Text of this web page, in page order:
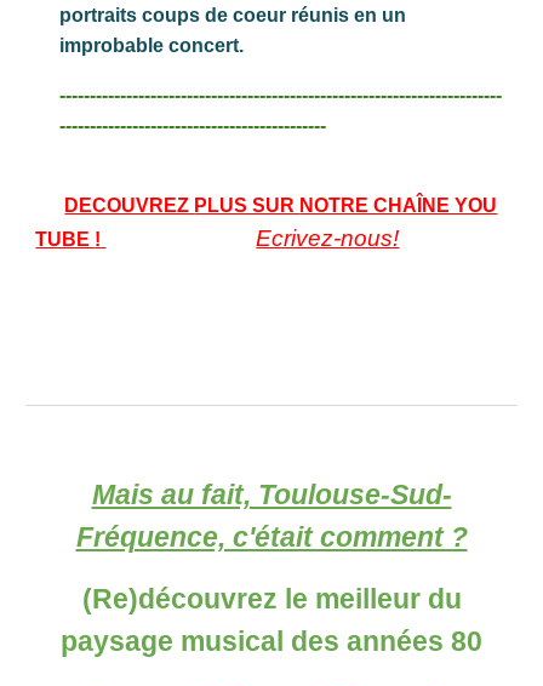
portraits coups de coeur réunis en un
improbable concert.
-------------------------------------------------------------------------
--------------------------------------------
DECOUVREZ PLUS SUR NOTRE CHAÎNE YOU
TUBE ! Ecrivez-nous!
Mais au fait, Toulouse-Sud-
Fréquence, c'était comment ?
(Re)découvrez le meilleur du
paysage musical des années 80